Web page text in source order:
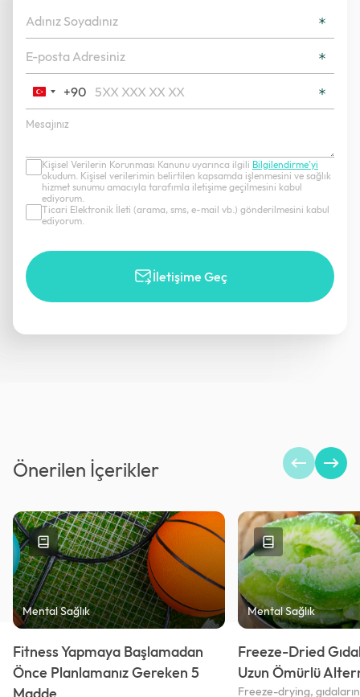
Turkey
+90
+90
Kişisel Verilerin Korunması Kanunu uyarınca ilgili Bilgilendirme’yi
okudum. Kişisel verilerimin belirtilen kapsamda işlenmesini ve sağlık
hizmet sunumu amacıyla tarafımla iletişime geçilmesini kabul
ediyorum.
Ticari Elektronik İleti (arama, sms, e-mail vb.) gönderilmesini kabul
ediyorum.
İletişime Geç
Önerilen İçerikler
Mental Sağlık
Fitness Yapmaya Başlamadan
Önce Planlamanız Gereken 5
Mental Sağlık
Freeze-Dried
Uzun Ömürlü
Freeze-drying,